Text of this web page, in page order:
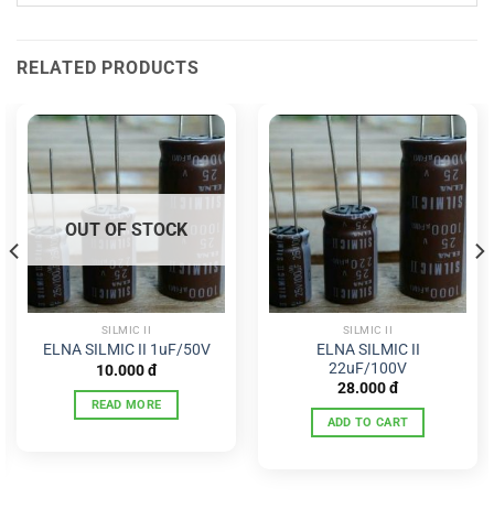
RELATED PRODUCTS
OUT OF STOCK
SILMIC II
ELNA SILMIC II 1uF/50V
10.000đ
READ MORE
SILMIC II
ELNA SILMIC II
22uF/100V
28.000đ
ADD TO CART